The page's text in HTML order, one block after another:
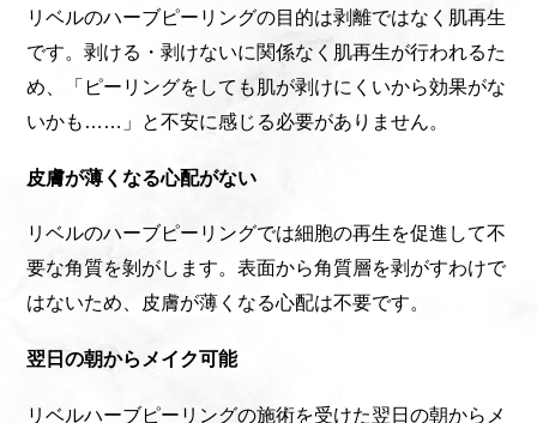
リベルのハーブピーリングの目的は剥離ではなく肌再生
です。剥ける・剥けないに関係なく肌再生が行われるた
め、「ピーリングをしても肌が剥けにくいから効果がな
いかも……」と不安に感じる必要がありません。
皮膚が薄くなる心配がない
リベルのハーブピーリングでは細胞の再生を促進して不
要な角質を剝がします。表面から角質層を剥がすわけで
はないため、皮膚が薄くなる心配は不要です。
翌日の朝からメイク可能
リベルハーブピーリングの施術を受けた翌日の朝からメ